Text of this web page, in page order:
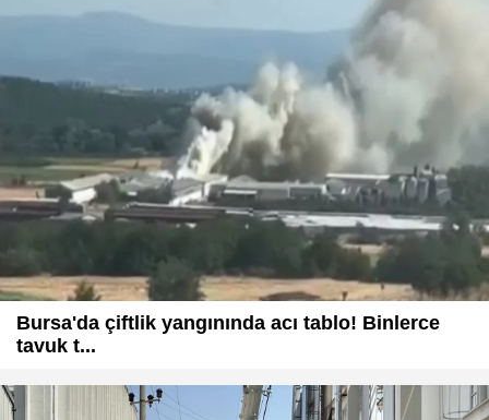
Bursa'da çiftlik yangınında acı tablo! Binlerce
tavuk t...